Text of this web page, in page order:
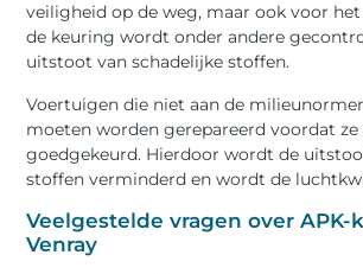
veiligheid op de weg, maar ook voor
de keuring wordt onder andere
uitstoot van schadelijke stoffen.
Voertuigen die niet aan de
moeten worden gerepareerd voordat
goedgekeurd. Hierdoor wordt de
stoffen verminderd en wordt de
Veelgestelde vragen over
Venray